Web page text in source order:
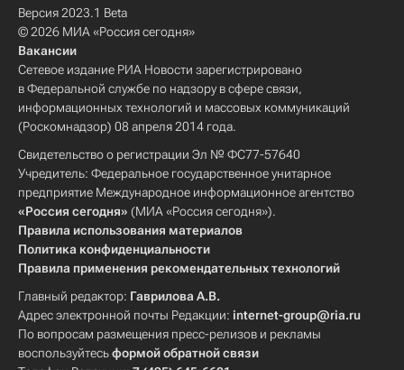
Версия 2023.1 Beta
© 2026 МИА «Россия сегодня»
Вакансии
Сетевое издание РИА Новости зарегистрировано
в Федеральной службе по надзору в сфере связи,
информационных технологий и массовых коммуникаций
(Роскомнадзор) 08 апреля 2014 года.
Свидетельство о регистрации Эл № ФС77-57640
Учредитель: Федеральное государственное унитарное
предприятие Международное информационное агентство
«Россия сегодня» (МИА «Россия сегодня»).
Правила использования материалов
Политика конфиденциальности
Правила применения рекомендательных технологий
Главный редактор: Гаврилова А.В.
Адрес электронной почты Редакции: internet-group@ria.ru
По вопросам размещения пресс-релизов и рекламы
воспользуйтесьформой обратной связи